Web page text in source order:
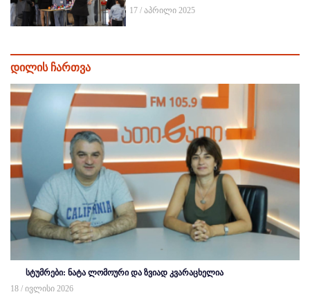
17 / აპრილი 2025
დილის ჩართვა
სტუმრები: ნატა ლომოური და ზვიად კვარაცხელია
18 / ივლისი 2026